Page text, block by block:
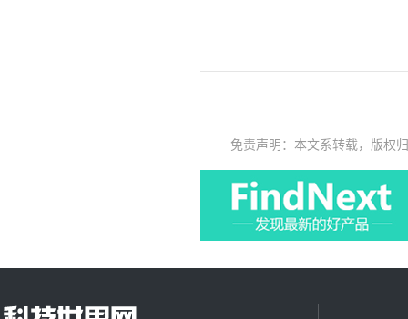
免责声明：本文系转载，版权